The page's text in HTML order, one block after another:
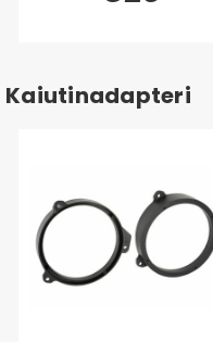
Kaiutinadapteri